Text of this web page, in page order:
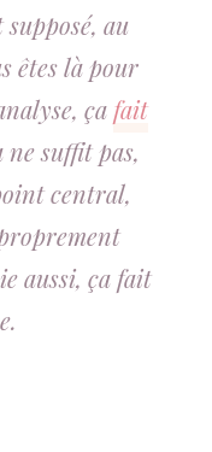
au
êtes là pour
ça fait
ne suffit pas,
central,
aussi, ça fait